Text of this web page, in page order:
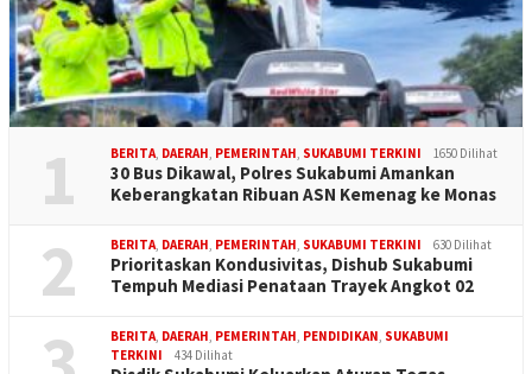
1 BERITA DAERAH PEMERINTAH SUKABUMI TERKINI 1650 Dilihat
30 Bus Dikawal, Polres Sukabumi Amankan
Keberangkatan Ribuan ASN Kemenag ke Monas
2 BERITA DAERAH PEMERINTAH SUKABUMI TERKINI 630 Dilihat
Prioritaskan Kondusivitas, Dishub Sukabumi
Tempuh Mediasi Penataan Trayek Angkot 02
BERITA DAERAH PEMERINTAH PENDIDIKAN SUKABUMI
TERKINI
434 Dilihat